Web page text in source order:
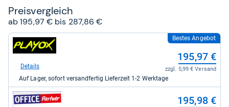
Preis­ver­gleich
ab 195,97 € bis 287,86 €
zum
Shop:
playox.de
195,97
kaufen.
Bestes Angebot
195,97 €
zzgl. 5,99 € Versand
Details
Auf Lager, sofort versandfertig Lieferzeit 1-2 Werktage
zum
Shop:
195,98 €